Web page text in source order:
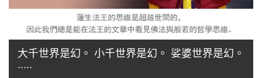
大千世界是幻。 小千世界是幻。 娑婆世界是幻。
.....